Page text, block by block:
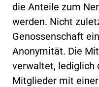
die Anteile zum
werden. Nicht
Genossenschaft
Anonymität. Die
verwaltet, lediglich
Mitglieder mit